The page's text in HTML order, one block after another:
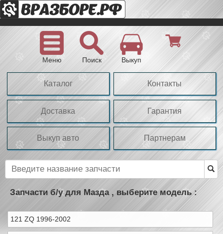
Меню Поиск Выкуп
Каталог Контакты
Доставка Гарантия
Выкуп авто Партнерам
Запчасти б/у для Мазда , выберите модель :
121 ZQ 1996-2002